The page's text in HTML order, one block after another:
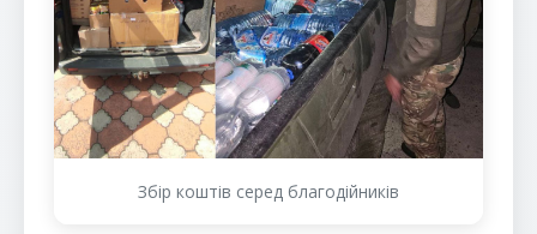
Збір коштів серед благодійників